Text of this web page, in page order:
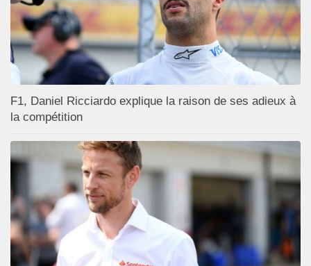
F1, Daniel Ricciardo explique la raison de ses adieux à
la compétition